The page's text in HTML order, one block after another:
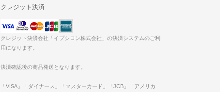
クレジット決済
クレジット決済会社「イプシロン株式会社」の決済システムのご利
用になります。
決済確認後の商品発送となります。
「VISA」「ダイナース」「マスターカード」「JCB」「アメリカ